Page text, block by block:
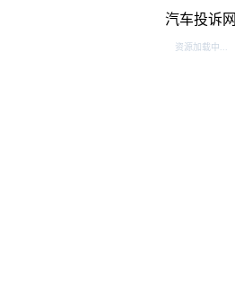
汽车投诉网
资源加载中...